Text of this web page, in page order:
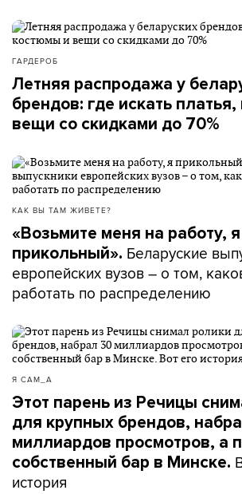
ГАРДЕРОБ
Летняя распродажа у
брендов: где искать
вещи со скидками до 70%
КАК ВЫ ТАМ ЖИВЕТЕ?
«Возьмите меня на работу, я
прикольный». Беларуские
европейских вузов – о том,
работать по распределению
Я САМ_А
Этот парень из Речицы
для крупных брендов,
миллиардов просмотров, а
собственный бар в Минске.
история